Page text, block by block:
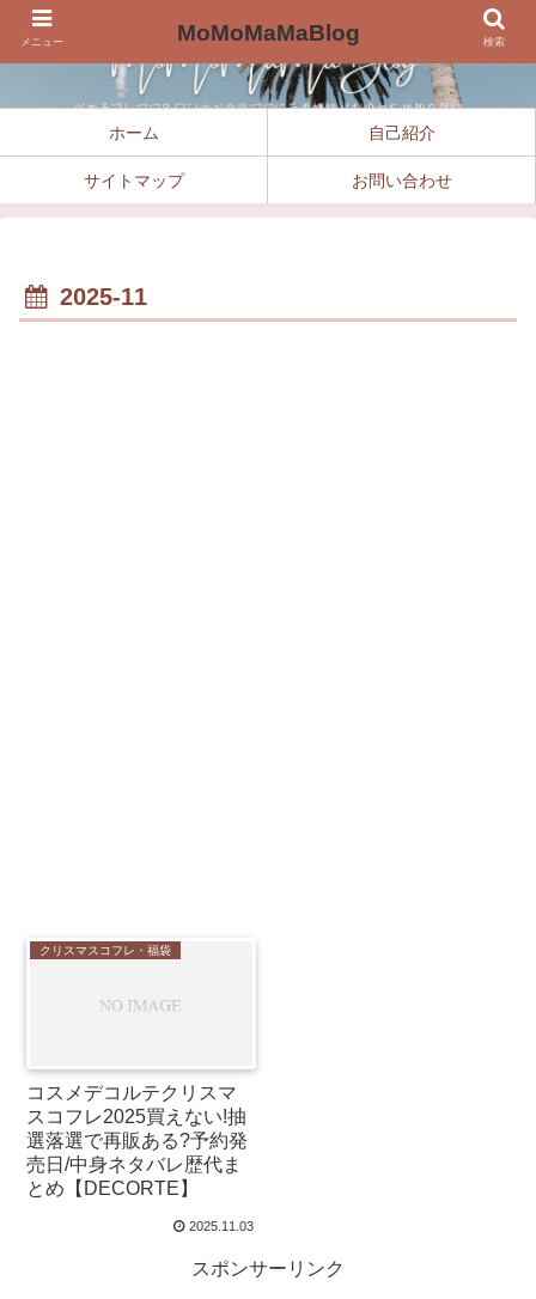
ホーム 自己紹介
サイトマップ お問い合わせ
2025-11
クリスマスコフレ・福袋
コスメデコルテクリスマ
スコフレ2025買えない!抽
選落選で再販ある?予約発
売日/中身ネタバレ歴代ま
とめ【DECORTE】
2025.11.03
スポンサーリンク
メニュー MoMoMaMaBlog 検索